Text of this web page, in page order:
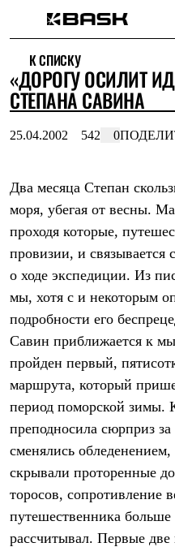
Интернет-магазин
Мужская одежда
Утепленная пухом
Куртки
Жилеты
Куртки
Брюки
Штормовая одежда
Куртки
Софтшелл одежда
Куртки
Брюки
Флисовая одежда
Куртки
Брюки
Жилеты
Термобелье
Теплое термобелье
Среднее термобелье
Легкое термобелье
Лёгкая одежда
Футболки
Толстовки
Брюки
Женская одежда
Утепленная пухом
К СПИСКУ
«ДОРОГУ ОСИЛИТ
СТЕПАНА САВИНА
25.04.2002 542 0
Два месяца Степан
моря, убегая от весны.
проходя которые,
провизии, и связывается
о ходе экспедиции. Из
мы, хотя с и некоторым
подробности его
Савин приближается к
пройден первый,
маршрута, который
период поморской зимы.
преподносила сюрприз
сменялись
скрывали проторенные
торосов, сопротивление
путешественника
рассчитывал. Первые